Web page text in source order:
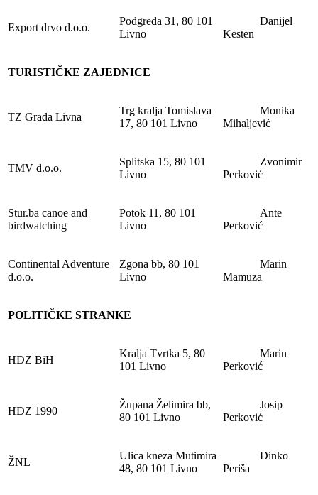
Export drvo d.o.o.
Podgreda 31, 80 101
Livno
Danijel
Kesten
TURISTIČKE ZAJEDNICE
TZ Grada Livna
Trg kralja Tomislava
17, 80 101 Livno
Monika
Mihaljević
TMV d.o.o.
Splitska 15, 80 101
Livno
Zvonimir
Perković
Stur.ba canoe and
birdwatching
Potok 11, 80 101
Livno
Ante
Perković
Continental Adventure
d.o.o.
Zgona bb, 80 101
Livno
Marin
Mamuza
POLITIČKE STRANKE
HDZ BiH
Kralja Tvrtka 5, 80
101 Livno
Marin
Perković
HDZ 1990
Župana Želimira bb,
80 101 Livno
Josip
Perković
ŽNL
Ulica kneza Mutimira
48, 80 101 Livno
Dinko
Periša